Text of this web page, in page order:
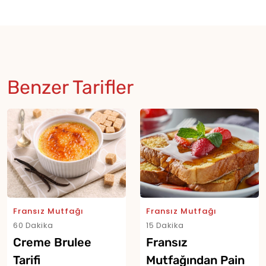
Benzer Tarifler
Fransız Mutfağı
60 Dakika
Creme Brulee
Tarifi
Fransız Mutfağı
15 Dakika
Fransız
Mutfağından Pain